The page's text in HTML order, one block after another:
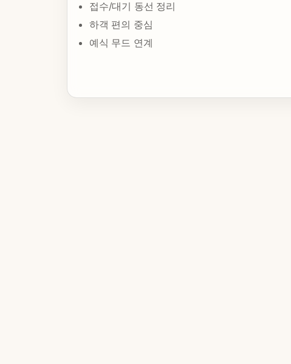
접수/대기 동선 정리
하객 편의 중심
예식 무드 연계